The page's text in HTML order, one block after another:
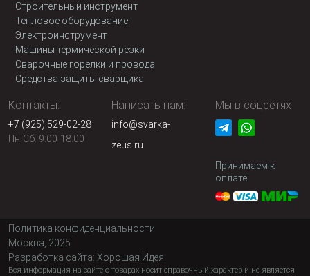
Строительный инструмент
Тепловое оборудование
Электроинструмент
Машины термической резки
Сварочные горелки и провода
Средства защиты сварщика
Контакты:
+7 (925) 529-02-28
Пн-Сб: 9:00-18:00
Написать нам:
info@svarka-
zeus.ru
Мы в соцсетях
Принимаем к
оплате:
Политика конфиденциальности
Москва, 2025
Разработка сайта: Хорошая Идея
Вся информация на сайте о товарах носит справочный характер и не является